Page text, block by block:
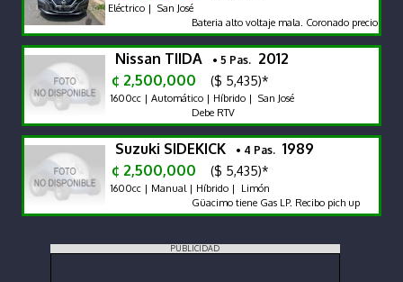
Eléctrico | San José
Bateria alto voltaje mala. Coronado precio
Nissan TIIDA • 5 Pas. 2012
¢ 2,500,000
($ 5,435)*
1600cc | Automático | Híbrido | San José
Debe RTV
Suzuki SIDEKICK • 4 Pas. 1989
¢ 2,500,000
($ 5,435)*
1600cc | Manual | Híbrido | Limón
Güacimo tiene Gas LP. Recibo pich up
PUBLICIDAD